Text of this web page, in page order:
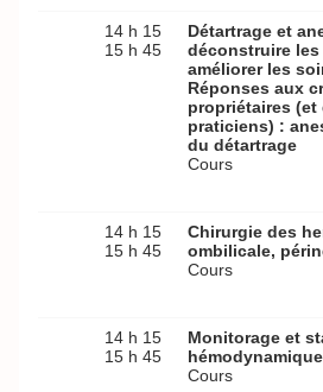
14 h 15
15 h 45
Détartrage et
déconstruire
améliorer les
Réponses aux
propriétaires (et
praticiens) :
du détartrage
Cours
14 h 15
15 h 45
Chirurgie des
ombilicale,
Cours
14 h 15
15 h 45
Monitorage et
hémodynamique
Cours